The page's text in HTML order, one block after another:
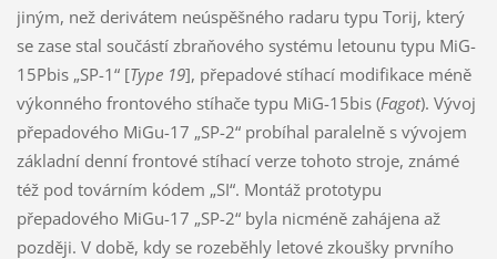
jiným, než derivátem neúspěšného radaru typu Torij, který
se zase stal součástí zbraňového systému letounu typu MiG-
15Pbis „SP-1“ [Type 19], přepadové stíhací modifikace méně
výkonného frontového stíhače typu MiG-15bis (Fagot). Vývoj
přepadového MiGu-17 „SP-2“ probíhal paralelně s vývojem
základní denní frontové stíhací verze tohoto stroje, známé
též pod továrním kódem „SI“. Montáž prototypu
přepadového MiGu-17 „SP-2“ byla nicméně zahájena až
později. V době, kdy se rozeběhly letové zkoušky prvního